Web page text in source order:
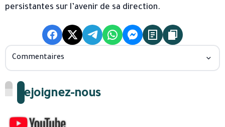
persistantes sur l’avenir de sa direction.
Commentaires
Rejoignez-nous